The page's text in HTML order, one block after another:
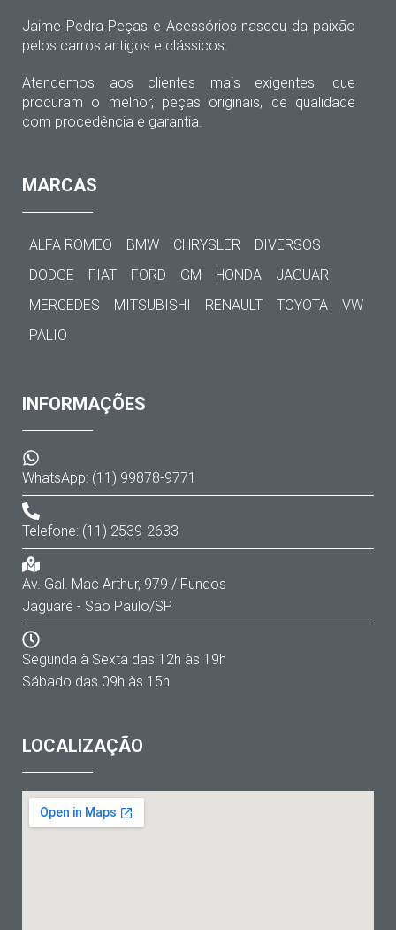
Jaime Pedra Peças e Acessórios nasceu da paixão
pelos carros antigos e clássicos.
Atendemos aos clientes mais exigentes, que
procuram o melhor, peças originais, de qualidade
com procedência e garantia.
MARCAS
ALFA ROMEO BMW CHRYSLER
DIVERSOS
DODGE
FIAT FORD GM HONDA
JAGUAR
MERCEDES
MITSUBISHI RENAULT TOYOTA
VW
PALIO
INFORMAÇÕES
WhatsApp: (11) 99878-9771
Telefone: (11) 2539-2633
Av. Gal. Mac Arthur, 979 / Fundos
Jaguaré - São Paulo/SP
Segunda à Sexta das 12h às 19h
Sábado das 09h às 15h
LOCALIZAÇÃO